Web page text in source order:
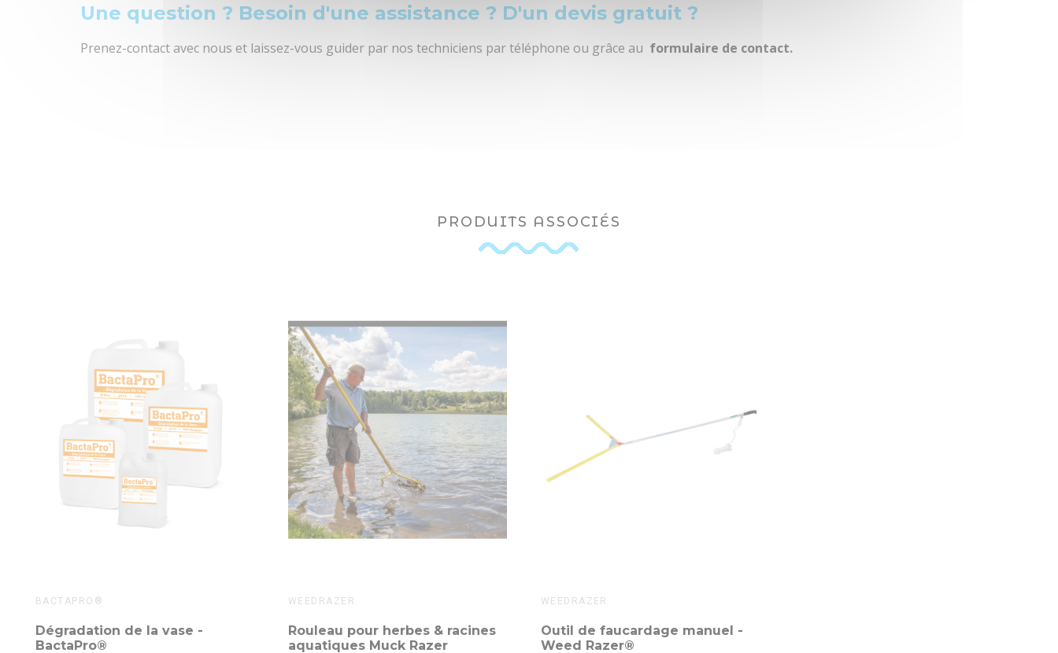
Une question ? Besoin d'une assistance ? D'un devis gratuit ?
Prenez-contact avec nous et laissez-vous guider par nos techniciens par téléphone ou grâce au formulaire de contact.
Garantie voir description
Niveau Sonore 33 dB(A)
PRODUITS ASSOCIÉS
BACTAPRO®
Dégradation de la vase -
BactaPro®
WEEDRAZER
Rouleau pour herbes & racines
aquatiques Muck Razer
WEEDRAZER
Outil de faucardage manuel -
Weed Razer®